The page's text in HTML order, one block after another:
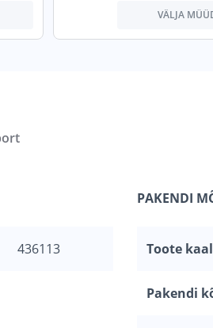
VÄLJA
436113
PAKENDI
Toote
Pakendi